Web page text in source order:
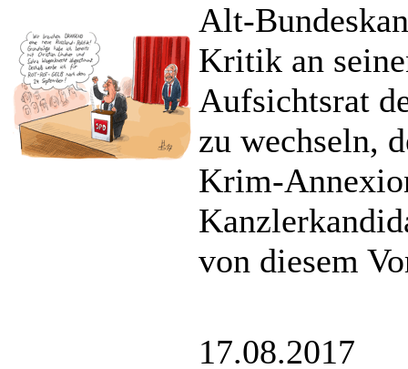
Alt-
Kritik an
Aufsichtsrat
zu wechseln,
Krim-
von diesem
17.08.2017